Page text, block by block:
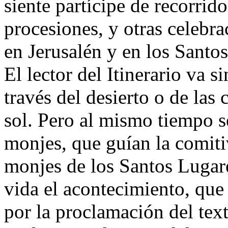
siente partícipe de
procesiones, y otras
en Jerusalén y en los
El lector del Itinerario va
través del desierto o de las
sol. Pero al mismo tiempo
monjes, que guían la
monjes de los Santos
vida el acontecimiento,
por la proclamación del